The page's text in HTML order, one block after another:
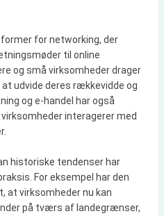
for networking, der
til online
og små virksomheder drager
udvide deres rækkevidde og
og e-handel har også
interagerer med
historiske tendenser har
For eksempel har den
at virksomheder nu kan
på tværs af landegrænser,